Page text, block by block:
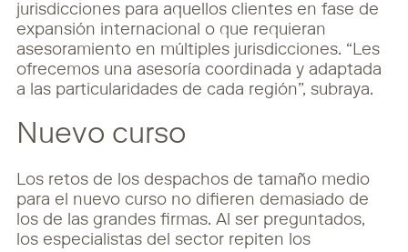
jurisdicciones para aquellos clientes en fase de
expansión internacional o que requieran
asesoramiento en múltiples jurisdicciones. “Les
ofrecemos una asesoría coordinada y adaptada
a las particularidades de cada región”, subraya.
Nuevo curso
Los retos de los despachos de tamaño medio
para el nuevo curso no difieren demasiado de
los de las grandes firmas. Al ser preguntados,
los especialistas del sector repiten los